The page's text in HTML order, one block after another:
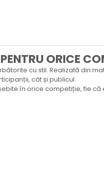
ORICE
cu stil. Realizată din
cât și publicul.
în orice competiție, fie